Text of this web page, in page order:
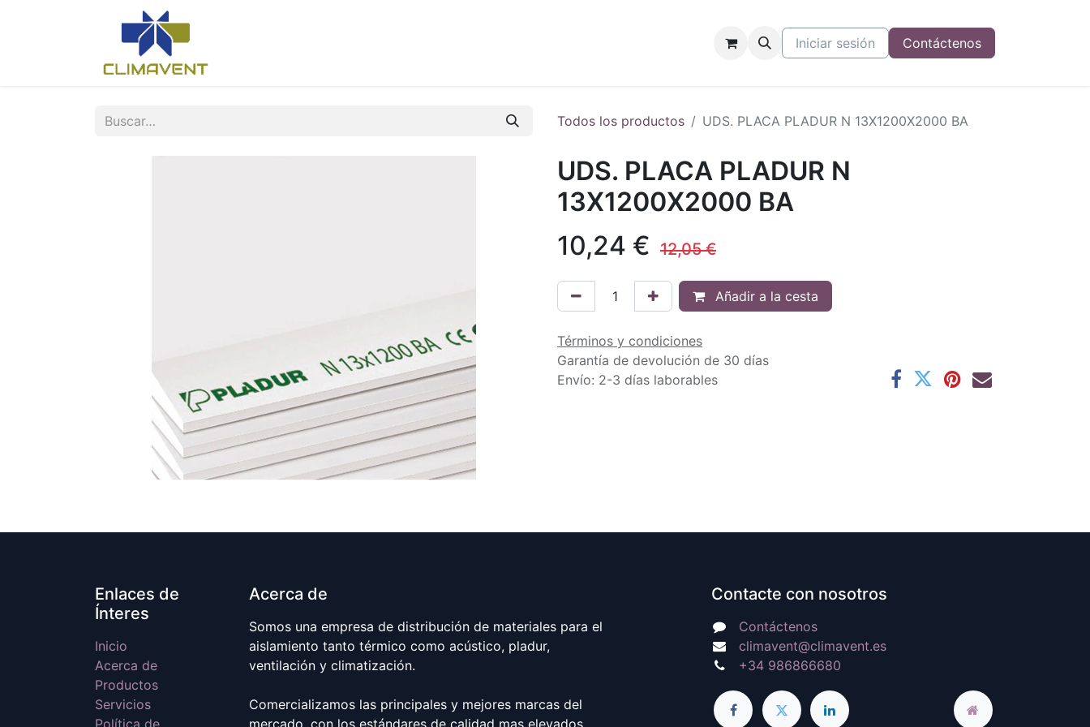
Iniciar sesión Contáctenos
Todos los productos UDS. PLACA PLADUR N 13X1200X2000 BA
UDS. PLACA PLADUR N
13X1200X2000 BA
10,24 € 12,05€
Añadir a la cesta
Términos y condiciones
Garantía de devolución de 30 días
Envío: 2-3 días laborables
Enlaces de
Ínteres
Inicio
Acerca de
Productos
Servicios
Política de
Acerca de
Somos una empresa de distribución de materiales para el
aislamiento tanto térmico como acústico, pladur,
ventilación y climatización.
Comercializamos las principales y mejores marcas del
mercado, con los estándares de calidad mas elevados.
Contacte con nosotros
Contáctenos
climavent@climavent.es
+34 986866680